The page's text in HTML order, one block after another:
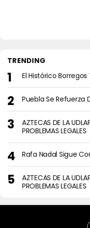
TRENDING
El Histórico
Puebla Se Refuerza
AZTECAS DE LA
PROBLEMAS LEGALES
Rafa Nadal Sigue
AZTECAS DE LA
PROBLEMAS LEGALES